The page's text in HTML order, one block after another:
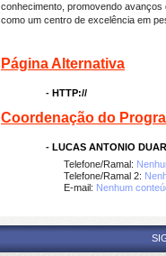
conhecimento, promovendo
como um centro de excelência em
Página Alternativa
- HTTP://
Coordenação do
- LUCAS ANTONIO
Telefone/Ramal:
Telefone/Ramal 2:
E-mail: Nenhum